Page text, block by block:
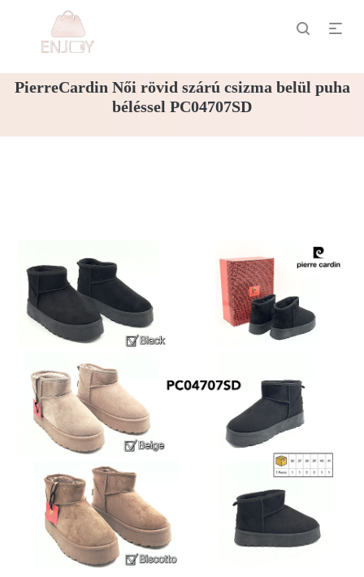
PierreCardin Női rövid szárú csizma belül puha
béléssel PC04707SD